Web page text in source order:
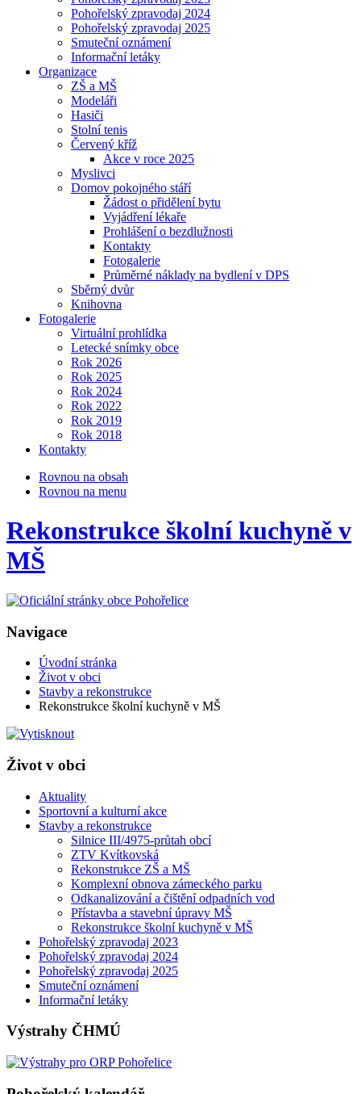
Pohořelský zpravodaj 2024
Pohořelský zpravodaj 2025
Smuteční oznámení
Informační letáky
Organizace
ZŠ a MŠ
Modeláři
Hasiči
Stolní tenis
Červený kříž
Akce v roce 2025
Myslivci
Domov pokojného stáří
Žádost o přidělení bytu
Vyjádření lékaře
Prohlášení o bezdlužnosti
Kontakty
Fotogalerie
Průměrné náklady na bydlení v DPS
Sběrný dvůr
Knihovna
Fotogalerie
Virtuální prohlídka
Letecké snímky obce
Rok 2026
Rok 2025
Rok 2024
Rok 2022
Rok 2019
Rok 2018
Kontakty
Rovnou na obsah
Rovnou na menu
Rekonstrukce školní kuchyně v
MŠ
Navigace
Úvodní stránka
Život v obci
Stavby a rekonstrukce
Rekonstrukce školní kuchyně v MŠ
Život v obci
Aktuality
Sportovní a kulturní akce
Stavby a rekonstrukce
Silnice III/4975-průtah obcí
ZTV Kvítkovská
Rekonstrukce ZŠ a MŠ
Komplexní obnova zámeckého parku
Odkanalizování a čištění odpadních vod
Přístavba a stavební úpravy MŠ
Rekonstrukce školní kuchyně v MŠ
Pohořelský zpravodaj 2023
Pohořelský zpravodaj 2024
Pohořelský zpravodaj 2025
Smuteční oznámení
Informační letáky
Výstrahy ČHMÚ